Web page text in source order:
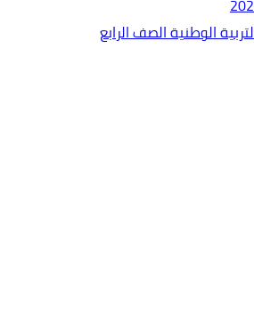
الوطنية الصف الرابع